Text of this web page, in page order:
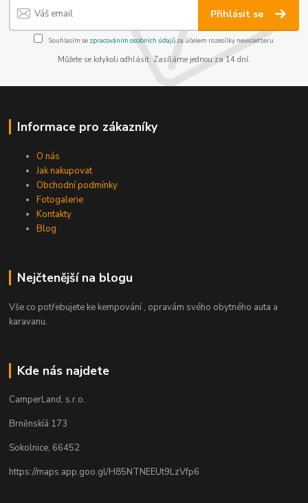
Přihlásit se
Souhlasím se zpracováním osobních údajůza účelem rozesílky newsletteru.
Můžete se kdykoli odhlásit. Zasíláme jednou za 14 dní.
Informace pro zákazníky
O nás
Jak nakupovat
Obchodní podmínky
Fotogalerie
Kontakty
Blog
Nejčtenější na blogu
Vše co potřebujete ke kempování , opravám svého obytného auta a
karavanu.
Kde nás najdete
CamperLand, s.r.o.
Brněnskíá 173
Sokolnice, 66452
https://maps.app.goo.gl/H85NTNEEUt9LzVfp6